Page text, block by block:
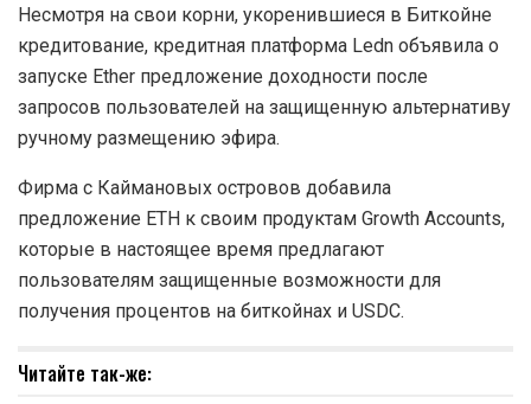
Несмотря на свои корни, укоренившиеся в Биткойне
кредитование, кредитная платформа Ledn объявила о
запуске Ether предложение доходности после
запросов пользователей на защищенную альтернативу
ручному размещению эфира.
Фирма с Каймановых островов добавила
предложение ETH к своим продуктам Growth Accounts,
которые в настоящее время предлагают
пользователям защищенные возможности для
получения процентов на биткойнах и USDC.
Читайте так-же: